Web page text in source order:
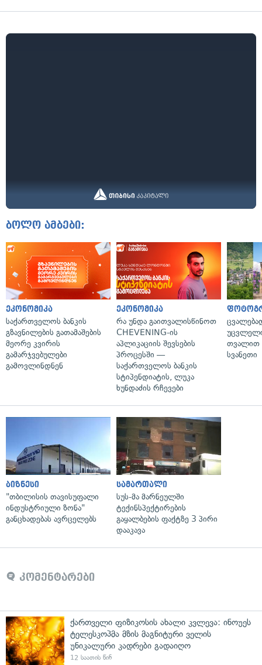
ბოლო ამბები:
ეკონომიკა
საქართველოს ბანკის
გზავნილების გათამაშების
მეორე კვირის
გამარჯვებულები
გამოვლინდნენ
ეკონომიკა
რა უნდა გაითვალისწინოთ
CHEVENING-ის
აპლიკაციის შევსების
პროცესში —
საქართველოს ბანკის
სტიპენდიატის, ლუკა
ხუნდაძის რჩევები
თვალით
სვანეთი
ბიზნესი
"თბილისის თავისუფალი
ინდუსტრიული ზონა"
განცხადებას ავრცელებს
სამართალი
სუს-მა მარნეულში
ტექინსპექტირების
გაყალბების ფაქტზე 3 პირი
დააკავა
კომენტარები
ქართველი ფიზიკოსის ახალი კვლევა: ინოუეს
ტელესკოპმა მზის მაგნიტური ველის
უნიკალური კადრები გადაიღო
12 საათის წინ